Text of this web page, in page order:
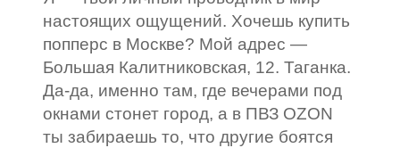
настоящих ощущений. Хочешь купить
попперс в Москве? Мой адрес —
Большая Калитниковская, 12. Таганка.
Да-да, именно там, где вечерами под
окнами стонет город, а в ПВЗ OZON
ты забираешь то, что другие боятся